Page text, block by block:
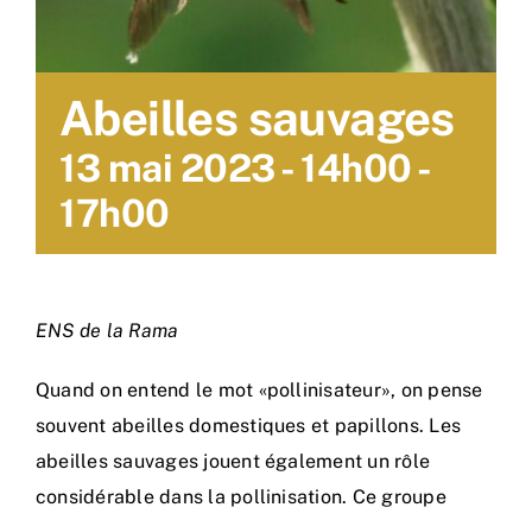
Abeilles sauvages
13 mai 2023 - 14h00-
17h00
ENS de la Rama
Quand on entend le mot «pollinisateur», on pense
souvent abeilles domestiques et papillons. Les
abeilles sauvages jouent également un rôle
considérable dans la pollinisation. Ce groupe